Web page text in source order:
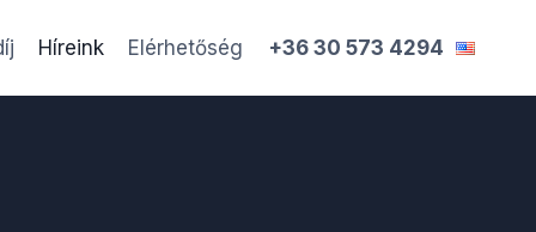
Híreink Elérhetőség +36 30 573 4294